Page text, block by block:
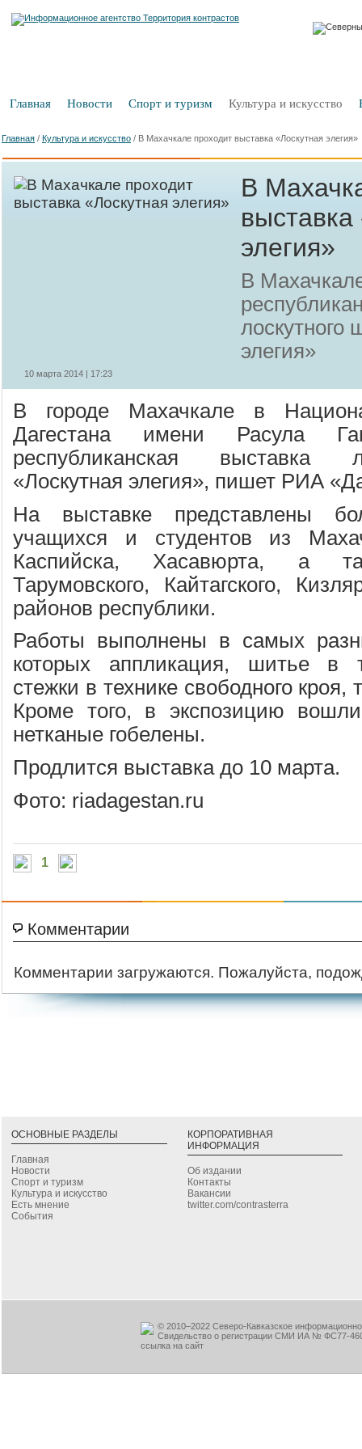
Главная Новости Спорт и туризм Культура и искусство
Главная / Культура и искусство / В Махачкале проходит выставка «Лоскутная элегия»
В
выставка
элегия»
В
лоскутного
элегия»
10 марта 2014 | 17:23
В городе Махачкале в
Дагестана имени Расула
республиканская выставка
«Лоскутная элегия», пишет РИА
На выставке представлены
учащихся и студентов из
Каспийска, Хасавюрта, а
Тарумовского, Кайтагского,
районов республики.
Работы выполнены в самых
которых аппликация, шитье в
стежки в технике свободного кроя,
Кроме того, в экспозицию
нетканые гобелены.
Продлится выставка до 10 марта.
Фото: riadagestan.ru
1
Комментарии
Комментарии загружаются. Пожалуйста,
ОСНОВНЫЕ РАЗДЕЛЫ
Главная
Новости
Спорт и туризм
Культура и искусство
Есть мнение
События
КОРПОРАТИВНАЯ
ИНФОРМАЦИЯ
Об издании
Контакты
Вакансии
twitter.com/contrasterra
© 2010–2022 Северо-Кавказское
Свидельство о регистрации СМИ ИА № ФС77-
ссылка на сайт